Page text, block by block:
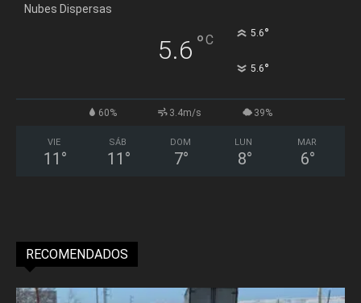
Nubes Dispersas
5.6 °C 5.6°
5.6°
60% 3.4m/s 39%
VIE
11 °
SÁB
11 °
DOM
7°
LUN
8°
MAR
6°
RECOMENDADOS